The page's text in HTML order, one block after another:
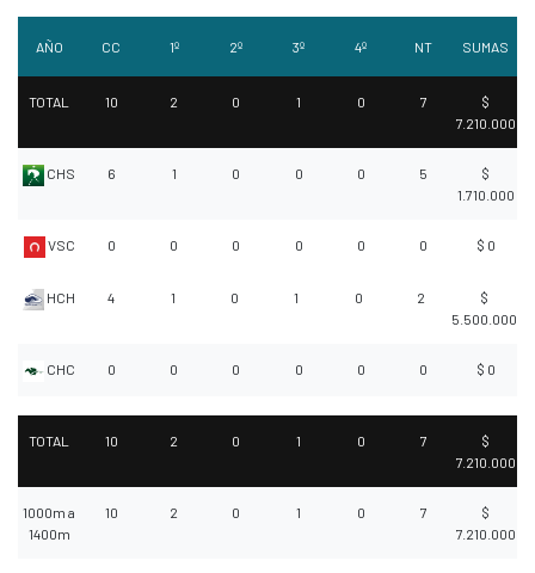
AÑO CC 1º 2º 3º 4º NT SUMAS
TOTAL 10 2 0 1 0 7
$
7.210.000
CHS 6 1 0 0 0 5
$
1.710.000
VSC 0 0 0 0 0 0 $ 0
HCH 4 1 0 1 0 2
$
5.500.000
CHC 0 0 0 0 0 0 $ 0
TOTAL 10 2 0 1 0 7
$
7.210.000
1000m a
1400m
10 2 0 1 0 7
$
7.210.000